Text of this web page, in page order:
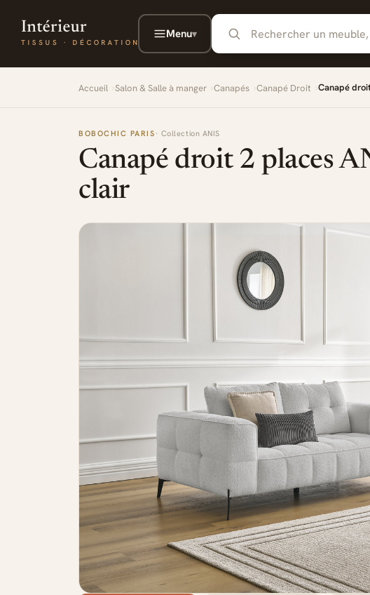
Menu▾
Accueil Salon & Salle à manger Canapés Canapé Droit Canapé
BOBOCHIC PARIS · Collection ANIS
Canapé droit 2 places
clair